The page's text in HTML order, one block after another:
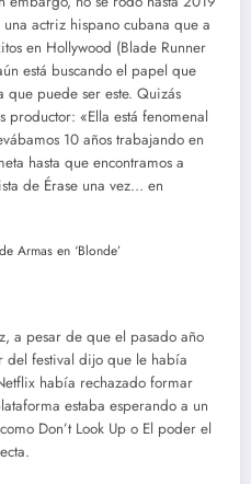
actriz hispano cubana que a
en Hollywood (Blade Runner
está buscando el papel que
puede ser este. Quizás
productor: «Ella está fenomenal
10 años trabajando en
hasta que encontramos a
de Érase una vez… en
Armas en ‘Blonde’
a pesar de que el pasado año
del festival dijo que le había
había rechazado formar
estaba esperando a un
Don’t Look Up o El poder el